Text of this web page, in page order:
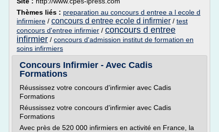
Thèmes liés : preparation au concours d entree a l ecole d
infirmiere / concours d entree ecole d infirmier / test
concours d'entree infirmier / concours d entree
infirmier / concours d'admission institut de formation en
soins infirmiers
Concours Infirmier - Avec Cadis
Formations
Réussissez votre concours d'infirmier avec Cadis
Formations
Réussissez votre concours d'infirmier avec Cadis
Formations
Avec près de 520 000 infirmiers en activité en France, la